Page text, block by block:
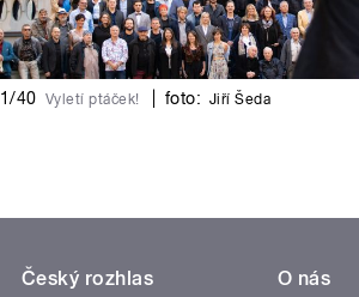
1/40 Vyletí ptáček! foto: Jiří Šeda
Český rozhlas
O nás